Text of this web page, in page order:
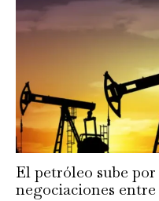
El petróleo sube
negociaciones